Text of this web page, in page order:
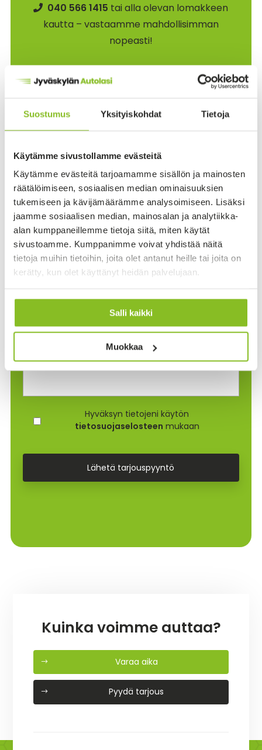
Suostumus Yksityiskohdat Tietoja
Käytämme sivustollamme evästeitä
Käytämme evästeitä tarjoamamme sisällön ja mainosten
räätälöimiseen, sosiaalisen median ominaisuuksien
tukemiseen ja kävijämäärämme analysoimiseen. Lisäksi
jaamme sosiaalisen median, mainosalan ja analytiikka-
alan kumppaneillemme tietoja siitä, miten käytät
sivustoamme. Kumppanimme voivat yhdistää näitä
tietoja muihin tietoihin, joita olet antanut heille tai joita on
kerätty, kun olet käyttänyt heidän palvelujaan.
Salli kaikki
Muokkaa
040 566 1415 tai alla olevan lomakkeen
kautta – vastaamme mahdollisimman
nopeasti!
Puhelin *
Sähköposti *
Auton tiedot *
Rekisteritunnus *
Hyväksyn tietojeni käytön
tietosuojaselosteen mukaan
Kuinka voimme auttaa?
Varaa aika
Pyydä tarjous